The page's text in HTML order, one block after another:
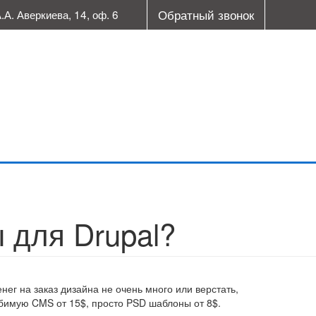
Аверкиева, 14, оф. 6 Обратный звонок
для Drupal?
на заказ дизайна не очень много или верстать,
CMS от 15$, просто PSD шаблоны от 8$.